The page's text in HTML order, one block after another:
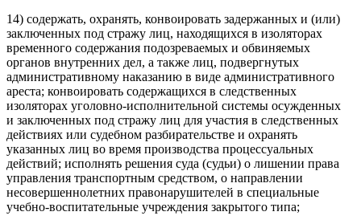
14) содержать, охранять, конвоировать задержанных и (или)
заключенных под стражу лиц, находящихся в изоляторах
временного содержания подозреваемых и обвиняемых
органов внутренних дел, а также лиц, подвергнутых
административному наказанию в виде административного
ареста; конвоировать содержащихся в следственных
изоляторах уголовно-исполнительной системы осужденных
и заключенных под стражу лиц для участия в следственных
действиях или судебном разбирательстве и охранять
указанных лиц во время производства процессуальных
действий; исполнять решения суда (судьи) о лишении права
управления транспортным средством, о направлении
несовершеннолетних правонарушителей в специальные
учебно-воспитательные учреждения закрытого типа;